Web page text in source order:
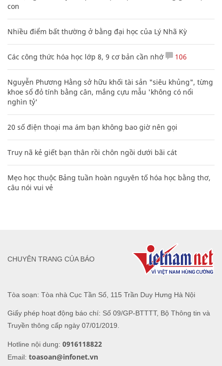
con
Nhiều điểm bất thường ở bằng đại học của Lý Nhã Kỳ
Các công thức hóa học lớp 8, 9 cơ bản cần nhớ 106
Nguyễn Phương Hằng sở hữu khối tài sản "siêu khủng", từng
khoe sổ đỏ tính bằng cân, mắng cựu mẫu 'không có nổi
nghìn tỷ'
20 số điện thoại ma ám bạn không bao giờ nên gọi
Truy nã kẻ giết bạn thân rồi chôn ngồi dưới bãi cát
Mẹo học thuộc Bảng tuần hoàn nguyên tố hóa học bằng thơ,
câu nói vui vẻ
Tòa soạn: Tòa nhà Cục Tần Số, 115 Trần Duy Hưng Hà Nội
Giấy phép hoạt động báo chí: Số 09/GP-BTTTT, Bộ Thông tin và
Truyền thông cấp ngày 07/01/2019.
Hotline nội dung: 0916118822
Email: toasoan@infonet.vn
CHUYÊN TRANG CỦA BÁO